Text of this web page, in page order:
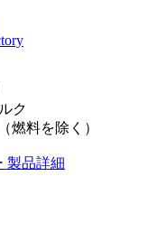
ク
燃料を除く）
製品詳細